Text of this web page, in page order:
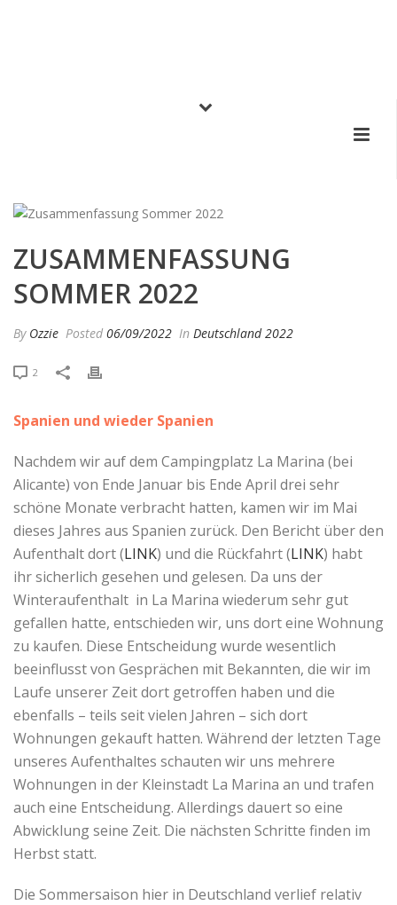
ZUSAMMENFASSUNG
SOMMER 2022
By Ozzie Posted 06/09/2022 In Deutschland 2022
2
Spanien und wieder Spanien
Nachdem wir auf dem Campingplatz La Marina (bei
Alicante) von Ende Januar bis Ende April drei sehr
schöne Monate verbracht hatten, kamen wir im Mai
dieses Jahres aus Spanien zurück. Den Bericht über den
Aufenthalt dort (LINK) und die Rückfahrt (LINK) habt
ihr sicherlich gesehen und gelesen. Da uns der
Winteraufenthalt in La Marina wiederum sehr gut
gefallen hatte, entschieden wir, uns dort eine Wohnung
zu kaufen. Diese Entscheidung wurde wesentlich
beeinflusst von Gesprächen mit Bekannten, die wir im
Laufe unserer Zeit dort getroffen haben und die
ebenfalls – teils seit vielen Jahren – sich dort
Wohnungen gekauft hatten. Während der letzten Tage
unseres Aufenthaltes schauten wir uns mehrere
Wohnungen in der Kleinstadt La Marina an und trafen
auch eine Entscheidung. Allerdings dauert so eine
Abwicklung seine Zeit. Die nächsten Schritte finden im
Herbst statt.
Die Sommersaison hier in Deutschland verlief relativ